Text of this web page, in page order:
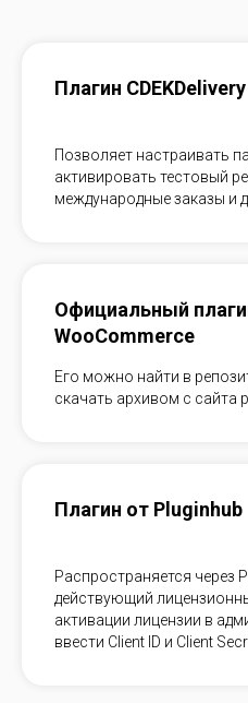
Плагин CDEKDelivery
Позволяет настраивать
активировать тестовый
международные заказы и
Официальный
WooCommerce
Его можно найти в
скачать архивом с сайта
Плагин от Pluginhub
Распространяется через
действующий
активации лицензии в
ввести Client ID и Client